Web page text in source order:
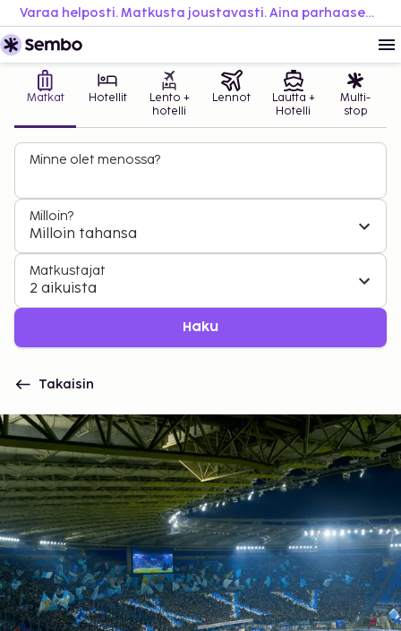
Varaa helposti. Matkusta joustavasti. Aina parhaaseen hintaan.
Matkat Hotellit
Lento +
hotelli
Lennot
Lautta +
Hotelli
Multi-
stop
Minne olet menossa?
Milloin?
Milloin tahansa
Matkustajat
2 aikuista
Haku
Takaisin